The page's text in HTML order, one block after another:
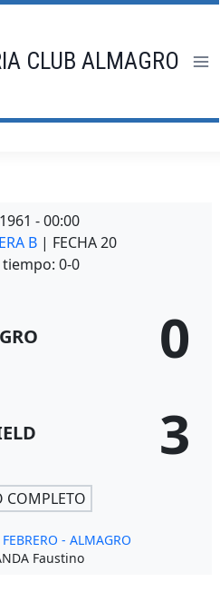
CLUB ALMAGRO
- 00:00
B | FECHA 20
0-0
0
3
COMPLETO
- ALMAGRO
Faustino